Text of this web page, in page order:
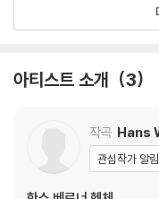
아티스트 소개 3
작곡 Hans
관심작가 알